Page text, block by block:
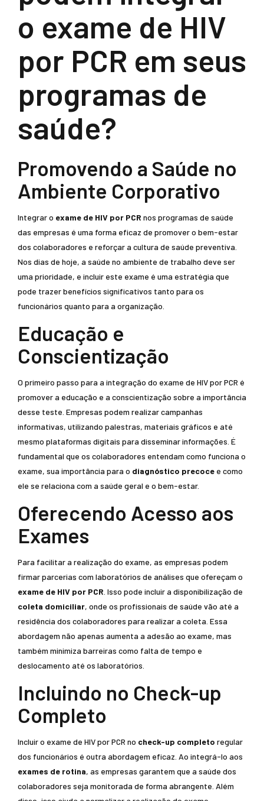
o exame de HIV
por PCR em seus
programas de
saúde?
Promovendo a Saúde no
Ambiente Corporativo
Integrar o exame de HIV por PCR nos programas de saúde
das empresas é uma forma eficaz de promover o bem-estar
dos colaboradores e reforçar a cultura de saúde preventiva.
Nos dias de hoje, a saúde no ambiente de trabalho deve ser
uma prioridade, e incluir este exame é uma estratégia que
pode trazer benefícios significativos tanto para os
funcionários quanto para a organização.
Educação e
Conscientização
O primeiro passo para a integração do exame de HIV por PCR é
promover a educação e a conscientização sobre a importância
desse teste. Empresas podem realizar campanhas
informativas, utilizando palestras, materiais gráficos e até
mesmo plataformas digitais para disseminar informações. É
fundamental que os colaboradores entendam como funciona o
exame, sua importância para o diagnóstico precoce e como
ele se relaciona com a saúde geral e o bem-estar.
Oferecendo Acesso aos
Exames
Para facilitar a realização do exame, as empresas podem
firmar parcerias com laboratórios de análises que ofereçam o
exame de HIV por PCR . Isso pode incluir a disponibilização de
coleta domiciliar, onde os profissionais de saúde vão até a
residência dos colaboradores para realizar a coleta. Essa
abordagem não apenas aumenta a adesão ao exame, mas
também minimiza barreiras como falta de tempo e
deslocamento até os laboratórios.
Incluindo no Check-up
Completo
Incluir o exame de HIV por PCR no check-up completo regular
dos funcionários é outra abordagem eficaz. Ao integrá-lo aos
exames de rotina, as empresas garantem que a saúde dos
colaboradores seja monitorada de forma abrangente. Além